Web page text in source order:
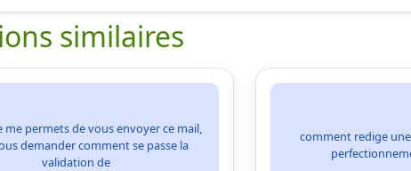
similaires
me permets de vous envoyer ce mail,
demander comment se passe la
validation de
comment redige